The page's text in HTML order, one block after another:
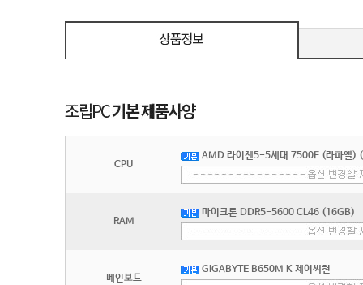
CPU
AMD 라이젠5-5세대 7500F (라파엘)
RAM
마이크론 DDR5-5600 CL46 (16GB)
메인보드
GIGABYTE B650M K 제이씨현